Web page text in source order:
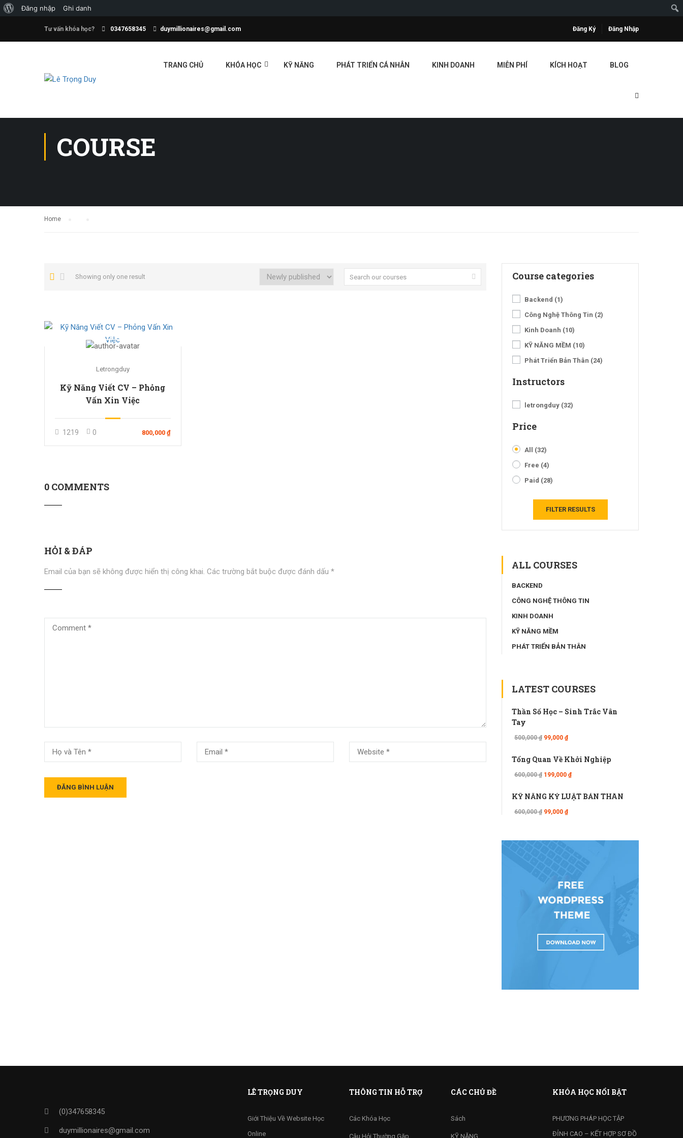
Tư vấn khóa học? 0347658345 duymillionaires@gmail.com Đăng Ký Đăng Nhập
TRANG CHỦ KHÓA HỌC KỸ NĂNG PHÁT TRIỂN CÁ NHÂN KINH DOANH MIỄN PHÍ KÍCH HOẠT BLOG
COURSE
Home
Showing only one result
Letrongduy
Kỹ Năng Viết CV – Phỏng
Vấn Xin Việc
1219 0 800,000 ₫
0 COMMENTS
HỎI & ĐÁP
Email của bạn sẽ không được hiển thị công khai. Các trường bắt buộc được đánh dấu *
Course categories
Backend (1)
Công Nghệ Thông Tin (2)
Kinh Doanh (10)
KỸ NĂNG MỀM (10)
Phát Triển Bản Thân (24)
Instructors
letrongduy (32)
Price
All (32)
Free (4)
Paid (28)
FILTER RESULTS
ALL COURSES
BACKEND
CÔNG NGHỆ THÔNG TIN
KINH DOANH
KỸ NĂNG MỀM
PHÁT TRIỂN BẢN THÂN
LATEST COURSES
Thần Số Học – Sinh Trắc Vân
Tay
500,000 ₫ 99,000 ₫
Tổng Quan Về Khởi Nghiệp
600,000 ₫ 199,000 ₫
KỸ NĂNG KỶ LUẬT BẢN THÂN
600,000 ₫ 99,000 ₫
(0)347658345
duymillionaires@gmail.com
LÊ TRỌNG DUY
Giới Thiệu Về Website Học
Online
THÔNG TIN HỖ TRỢ
Các Khóa Học
Câu Hỏi Thường Gặp
CÁC CHỦ ĐỀ
Sách
KỸ NĂNG
KHÓA HỌC NỔI BẬT
PHƯƠNG PHÁP HỌC TẬP
ĐỈNH CAO – KẾT HỢP SƠ ĐỒ
Đăng nhập Ghi danh